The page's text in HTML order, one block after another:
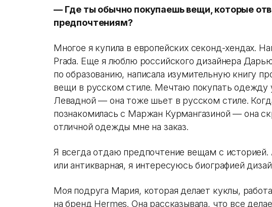
— Где ты обычно покупаешь вещи, которые
предпочтениям?
Многое я купила в европейских секонд-хендах.
Prada. Еще я люблю российского дизайнера
по образованию, написала изумительную книгу
вещи в русском стиле. Мечтаю покупать одежду
Левадной — она тоже шьет в русском стиле.
познакомилась с Маржан Курмангазиной — она
отличной одежды мне на заказ.
Я всегда отдаю предпочтение вещам с
или антикварная, я интересуюсь биографией
Моя подруга Мария, которая делает куклы,
на бренд Hermes. Она рассказывала, что все